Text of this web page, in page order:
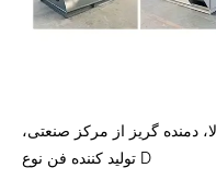
دمنده گریز از مرکز صنعتی،
تولید کننده فن نوع D